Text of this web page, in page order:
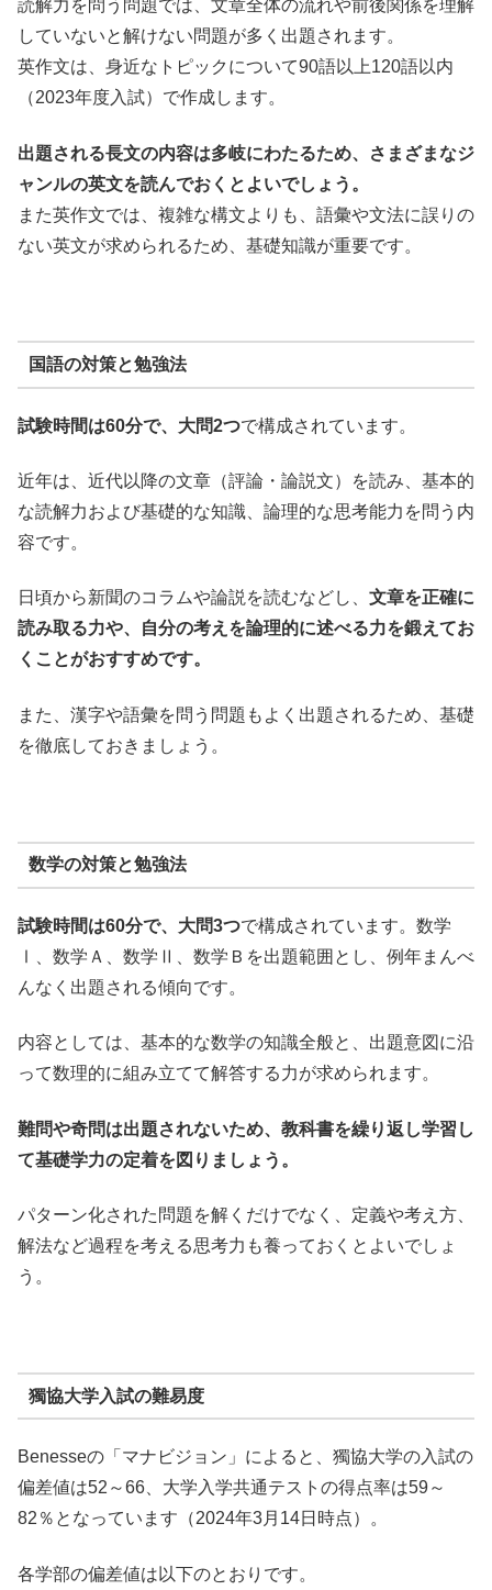
読解力を問う問題では、文章全体の流れや前後関係を理解
していないと解けない問題が多く出題されます。
英作文は、身近なトピックについて90語以上120語以内
（2023年度入試）で作成します。
出題される長文の内容は多岐にわたるため、さまざまなジ
ャンルの英文を読んでおくとよいでしょう。
また英作文では、複雑な構文よりも、語彙や文法に誤りの
ない英文が求められるため、基礎知識が重要です。
国語の対策と勉強法
試験時間は60分で、大問2つで構成されています。
近年は、近代以降の文章（評論・論説文）を読み、基本的
な読解力および基礎的な知識、論理的な思考能力を問う内
容です。
日頃から新聞のコラムや論説を読むなどし、 文章を正確に
読み取る力や、自分の考えを論理的に述べる力を鍛えてお
くことがおすすめです。
また、漢字や語彙を問う問題もよく出題されるため、基礎
を徹底しておきましょう。
数学の対策と勉強法
試験時間は60分で、大問3つで構成されています。数学
Ⅰ、数学Ａ、数学Ⅱ、数学Ｂを出題範囲とし、例年まんべ
んなく出題される傾向です。
内容としては、基本的な数学の知識全般と、出題意図に沿
って数理的に組み立てて解答する力が求められます。
難問や奇問は出題されないため、教科書を繰り返し学習し
て基礎学力の定着を図りましょう。
パターン化された問題を解くだけでなく、定義や考え方、
解法など過程を考える思考力も養っておくとよいでしょ
う。
獨協大学入試の難易度
Benesseの「マナビジョン」によると、獨協大学の入試の
偏差値は52～66、大学入学共通テストの得点率は59～
82％となっています（2024年3月14日時点）。
各学部の偏差値は以下のとおりです。